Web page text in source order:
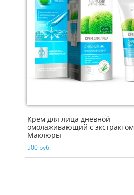
Крем для лица дневной
омолаживающий с экстрактом
Маклюры
500 руб.